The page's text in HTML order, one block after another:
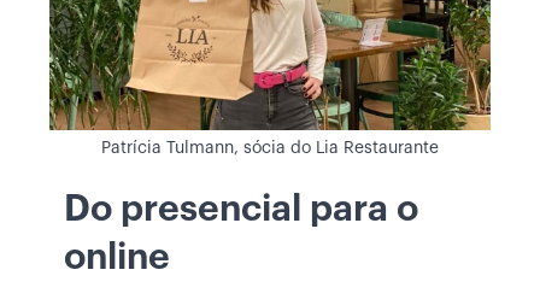
Patrícia Tulmann, sócia do Lia Restaurante
Do presencial para o
online